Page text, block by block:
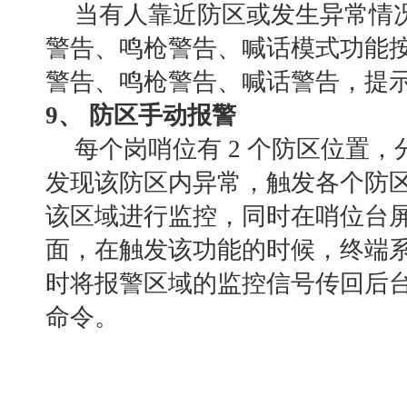
当有人靠近防区或发生异常情
警告、鸣枪警告、喊话模式功能
警告、鸣枪警告、喊话警告，提
9、 防区手动报警
每个岗哨位有 2 个防区位置，
发现该防区内异常，触发各个防
该区域进行监控，同时在哨位台
面，在触发该功能的时候，终端
时将报警区域的监控信号传回后
命令。